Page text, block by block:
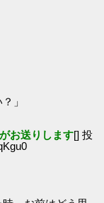
」
お送りします[] 投